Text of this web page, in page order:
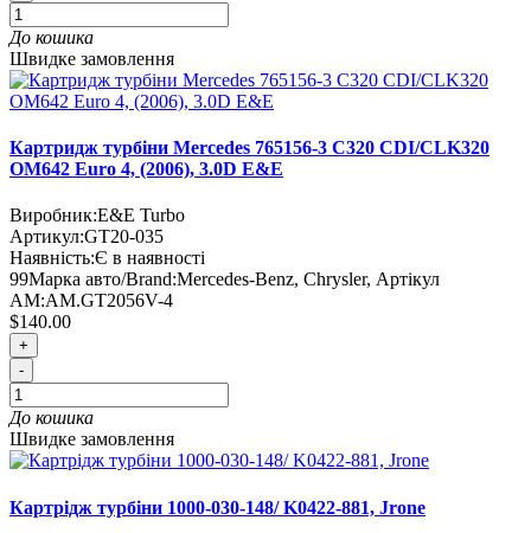
До кошика
Швидке замовлення
Картридж турбіни Mercedes 765156-3 C320 CDI/CLK320
OM642 Euro 4, (2006), 3.0D E&E
Виробник:E&E Turbo
Артикул:GT20-035
Наявність:Є в наявності
99Марка авто/Brand:Mercedes-Benz, Chrysler, Артікул
AM:AM.GT2056V-4
$140.00
+
-
До кошика
Швидке замовлення
Картрідж турбіни 1000-030-148/ K0422-881, Jrone